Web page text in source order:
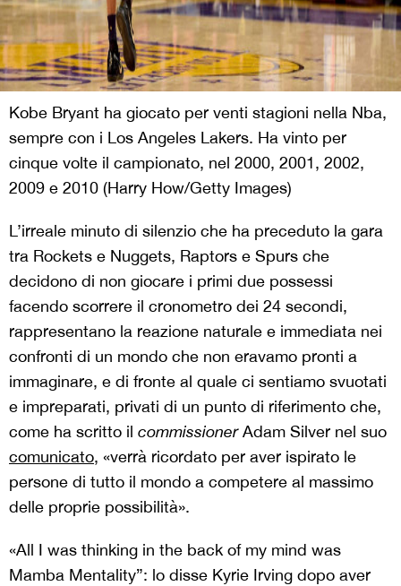
Kobe Bryant ha giocato per venti stagioni nella Nba,
sempre con i Los Angeles Lakers. Ha vinto per
cinque volte il campionato, nel 2000, 2001, 2002,
2009 e 2010 (Harry How/Getty Images)
L’irreale minuto di silenzio che ha preceduto la gara
tra Rockets e Nuggets, Raptors e Spurs che
decidono di non giocare i primi due possessi
facendo scorrere il cronometro dei 24 secondi,
rappresentano la reazione naturale e immediata nei
confronti di un mondo che non eravamo pronti a
immaginare, e di fronte al quale ci sentiamo svuotati
e impreparati, privati di un punto di riferimento che,
come ha scritto il commissionerAdam Silver nel suo
comunicato, «verrà ricordato per aver ispirato le
persone di tutto il mondo a competere al massimo
delle proprie possibilità».
«All I was thinking in the back of my mind was
Mamba Mentality”: lo disse Kyrie Irving dopo aver